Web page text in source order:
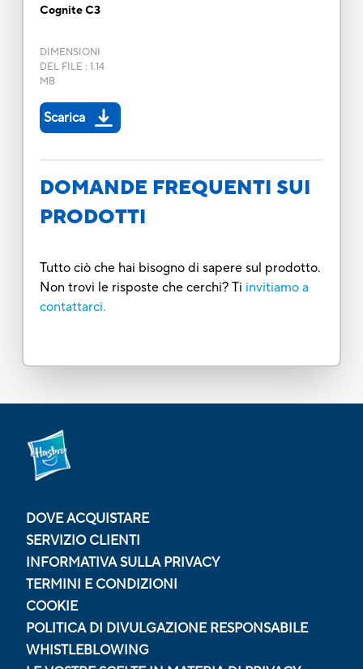
Cognite C3
DIMENSIONI
DEL FILE : 1.14
MB
Scarica
DOMANDE FREQUENTI SUI
PRODOTTI
Tutto ciò che hai bisogno di sapere sul prodotto.
Non trovi le risposte che cerchi? Ti invitiamo a
contattarci.
DOVE ACQUISTARE
SERVIZIO CLIENTI
INFORMATIVA SULLA PRIVACY
TERMINI E CONDIZIONI
COOKIE
POLITICA DI DIVULGAZIONE RESPONSABILE
WHISTLEBLOWING